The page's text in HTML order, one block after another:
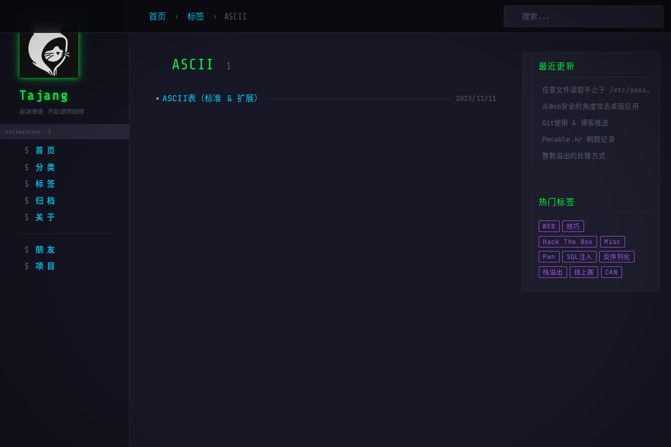
Tajang
临渊羡鱼 不如退而结网
首页
分类
标签
归档
关于
朋友
项目
首页 标签 ASCII
ASCII 1
ASCII表（标准 & 扩展） 2023/11/11
最近更新
任意文件读取不止于 /etc/passwd——敏感路径的拼接与挖掘
从Web安全的角度攻击桌面应用
Git使用 & 博客推送
Pwnable.kr 刷题记录
整数溢出的处理方式
热门标签
WEB
技巧
Hack The Box
Misc
Pwn
SQL注入
反序列化
栈溢出
线上赛 CAN